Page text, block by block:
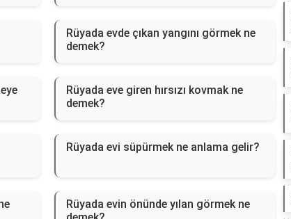
Rüyada evde çıkan yangını görmek ne
demek?
Rüyada eve giren hırsızı kovmak ne
demek?
Rüyada evi süpürmek ne anlama gelir?
Rüyada evin önünde yılan görmek ne